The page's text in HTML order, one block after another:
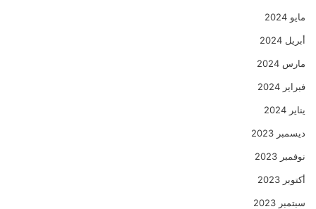
مايو 2024
أبريل 2024
مارس 2024
فبراير 2024
يناير 2024
ديسمبر 2023
نوفمبر 2023
أكتوبر 2023
سبتمبر 2023